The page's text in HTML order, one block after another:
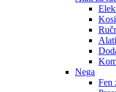
Nega
Fen